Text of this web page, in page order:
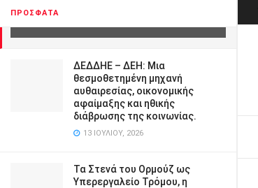
ΠΡΌΣΦΑΤΑ
ΔΕΔΔΗΕ – ΔΕΗ: Μια
θεσμοθετημένη μηχανή
αυθαιρεσίας, οικονομικής
αφαίμαξης και ηθικής
διάβρωσης της κοινωνίας.
13 ΙΟΥΛΊΟΥ, 2026
Τα Στενά του Ορμούζ ως
Υπερεργαλείο Τρόμου, η